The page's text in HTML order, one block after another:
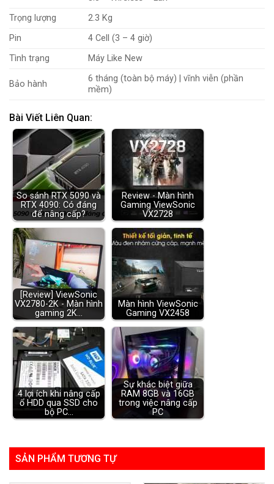
Trọng lượng
2.3 Kg
Pin
4 Cell (3 – 4 giờ)
Tình trạng
Máy Like New
Bảo hành
6 tháng (toàn bộ máy) | vĩnh viễn (phần
mềm)
Bài Viết Liên Quan:
So sánh RTX 5090 và
RTX 4090: Có đáng
để nâng cấp?
Review - Màn hình
Gaming ViewSonic
VX2728
[Review] ViewSonic
VX2780-2K - Màn hình
gaming 2K…
Màn hình ViewSonic
Gaming VX2458
4 lợi ích khi nâng cấp
ổ HDD qua SSD cho
bộ PC…
Sự khác biệt giữa
RAM 8GB và 16GB
trong việc nâng cấp
PC
SẢN PHẨM TƯƠNG TỰ